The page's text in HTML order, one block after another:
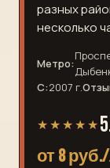
разных
несколько
Метро:
С:2007 г.
★★★★★
от 8